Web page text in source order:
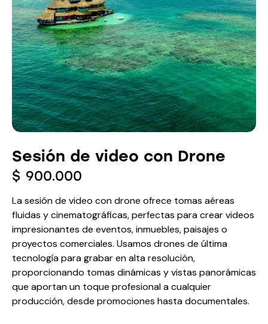
Sesión de video con Drone
$ 900.000
La sesión de video con drone ofrece tomas aéreas
fluidas y cinematográficas, perfectas para crear videos
impresionantes de eventos, inmuebles, paisajes o
proyectos comerciales. Usamos drones de última
tecnología para grabar en alta resolución,
proporcionando tomas dinámicas y vistas panorámicas
que aportan un toque profesional a cualquier
producción, desde promociones hasta documentales.